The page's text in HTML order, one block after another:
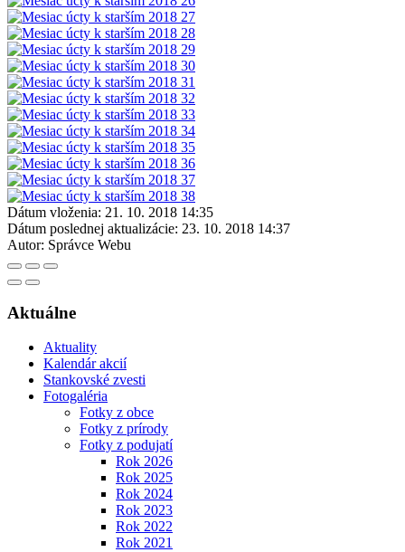
Dátum vloženia: 21. 10. 2018 14:35
Dátum poslednej aktualizácie: 23. 10. 2018 14:37
Autor: Správce Webu
Aktuálne
Aktuality
Kalendár akcií
Stankovské zvesti
Fotogaléria
Fotky z obce
Fotky z prírody
Fotky z podujatí
Rok 2026
Rok 2025
Rok 2024
Rok 2023
Rok 2022
Rok 2021